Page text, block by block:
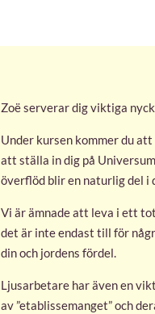
Zoë serverar dig viktiga
Under kursen kommer du
att ställa in dig på
överflöd blir en naturlig del i
Vi är ämnade att leva i ett
det är inte endast till för
din och jordens fördel.
Ljusarbetare har även en
av ”etablissemanget” och